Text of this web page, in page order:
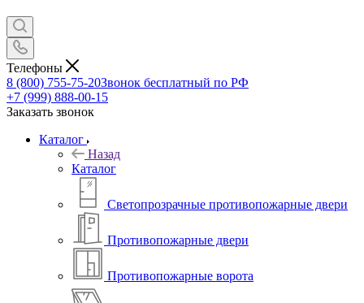
Телефоны
8 (800) 755-75-20Звонок бесплатный по РФ
+7 (999) 888-00-15
Заказать звонок
Каталог
Назад
Каталог
Светопрозрачные противопожарные двери
Противопожарные двери
Противопожарные ворота